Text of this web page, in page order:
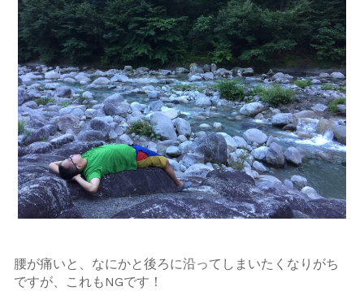
腰が痛いと、なにかと後ろに沿ってしまいたくなりがち
ですが、これもNGです！